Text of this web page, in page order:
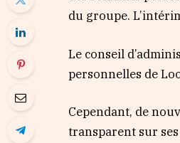
du groupe.
Le conseil
personnelles de
Cependant, de
transparent sur